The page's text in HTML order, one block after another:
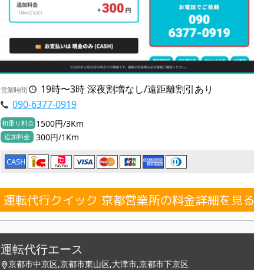
営業時間
19時〜3時 深夜割増なし/遠距離割引あり
090-6377-0919
初乗り料金 1500円/3Km
追加料金 300円/1Km
CASH
運転代行クイック 京都営業所の料金詳細を見る
運転代行エース
京都市中京区,京都市東山区,大津市,京都市下京区